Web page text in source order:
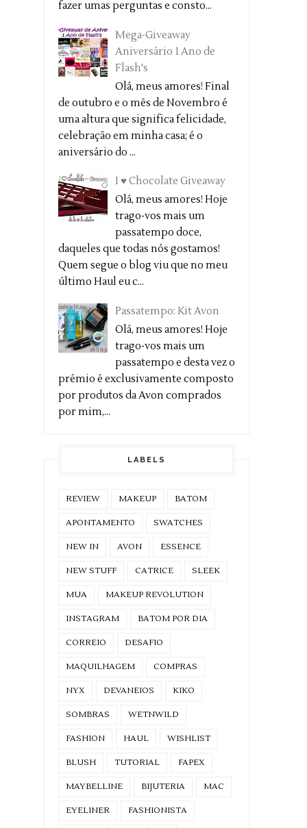
fazer umas perguntas e consto...
Mega-Giveaway
Aniversário 1 Ano de
Flash's
Olá, meus amores! Final
de outubro e o mês de Novembro é
uma altura que significa felicidade,
celebração em minha casa; é o
aniversário do ...
I ♥ Chocolate Giveaway
Olá, meus amores! Hoje
trago-vos mais um
passatempo doce,
daqueles que todas nós gostamos!
Quem segue o blog viu que no meu
último Haul eu c...
Passatempo: Kit Avon
Olá, meus amores! Hoje
trago-vos mais um
passatempo e desta vez o
prémio é exclusivamente composto
por produtos da Avon comprados
por mim,...
LABELS
REVIEW MAKEUP BATOM
APONTAMENTO SWATCHES
NEW IN AVON ESSENCE
NEW STUFF CATRICE SLEEK
MUA MAKEUP REVOLUTION
INSTAGRAM BATOM POR DIA
CORREIO DESAFIO
MAQUILHAGEM COMPRAS
NYX DEVANEIOS KIKO
SOMBRAS WETNWILD
FASHION HAUL WISHLIST
BLUSH TUTORIAL FAPEX
MAYBELLINE BIJUTERIA MAC
EYELINER FASHIONISTA